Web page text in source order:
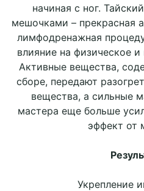
начиная с ног.
мешочками – прекрасная
лимфодренажная
влияние на физическое
Активные вещества,
сборе, передают
вещества, а сильные
мастера еще больше
эффект от
Укрепление